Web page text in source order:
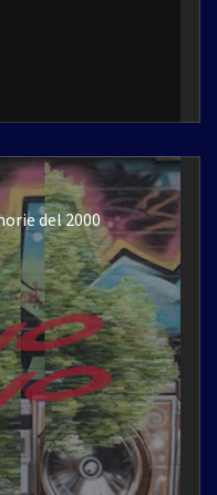
del 2000